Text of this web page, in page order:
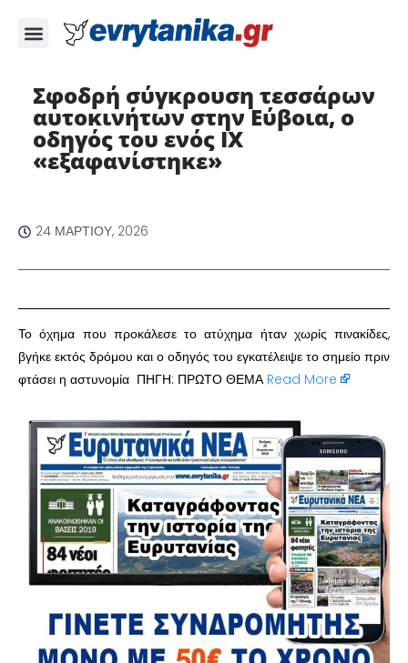
Σφοδρή σύγκρουση τεσσάρων
αυτοκινήτων στην Εύβοια, ο
οδηγός του ενός ΙΧ
«εξαφανίστηκε»
24 ΜΑΡΤΊΟΥ, 2026
Το όχημα που προκάλεσε το ατύχημα ήταν χωρίς πινακίδες,
βγήκε εκτός δρόμου και ο οδηγός του εγκατέλειψε το σημείο πριν
φτάσει η αστυνομία ΠΗΓΗ: ΠΡΩΤΟ ΘΕΜΑ Read More